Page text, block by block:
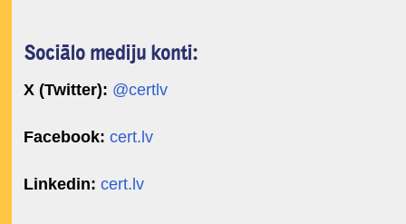
Sociālo mediju konti:
X (Twitter): @certlv
Facebook: cert.lv
Linkedin: cert.lv